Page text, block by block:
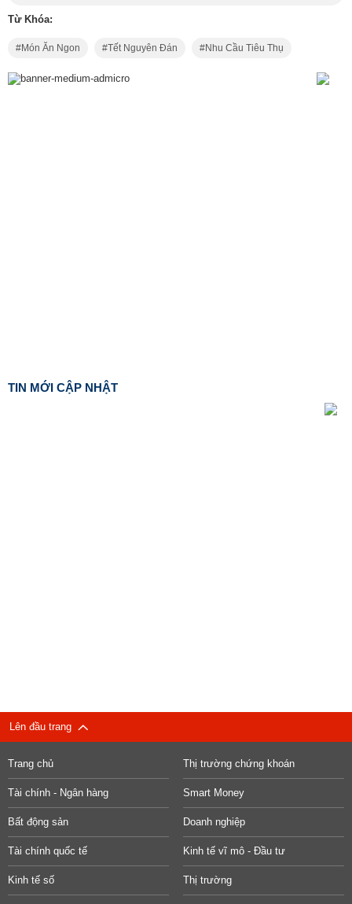
Từ Khóa:
Món Ăn Ngon Tết Nguyên Đán Nhu Cầu Tiêu Thụ
TIN MỚI CẬP NHẬT
Lên đầu trang
Trang chủ Thị trường chứng khoán
Tài chính - Ngân hàng Smart Money
Bất động sản Doanh nghiệp
Tài chính quốc tế Kinh tế vĩ mô - Đầu tư
Kinh tế số Thị trường